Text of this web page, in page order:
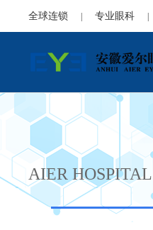
全球连锁 | 专业眼科 |
AIER HOSPITAL